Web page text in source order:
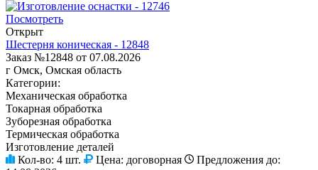
Посмотреть
Открыт
Шестерня коническая - 12848
Заказ №12848 от 07.08.2026
г Омск, Омская область
Категории:
Механическая обработка
Токарная обработка
Зуборезная обработка
Термическая обработка
Изготовление деталей
Кол-во: 4 шт. Цена: договорная
Предложения до: